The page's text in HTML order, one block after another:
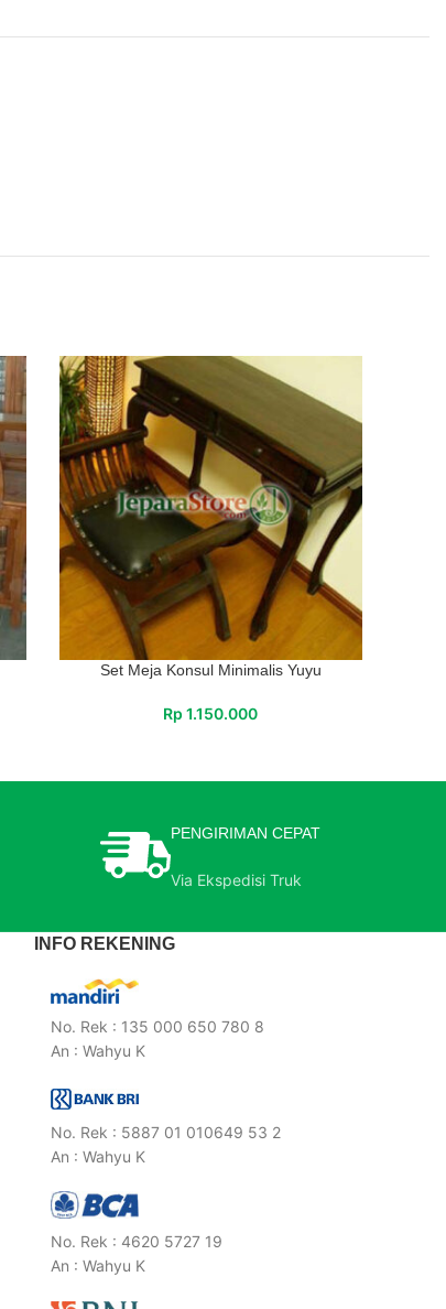
Set Meja Konsul Minimalis Yuyu
Rp 1.150.000
PENGIRIMAN CEPAT
Via Ekspedisi Truk
INFO REKENING
No. Rek : 135 000 650 780 8
An : Wahyu K
No. Rek : 5887 01 010649 53 2
An : Wahyu K
No. Rek : 4620 5727 19
An : Wahyu K